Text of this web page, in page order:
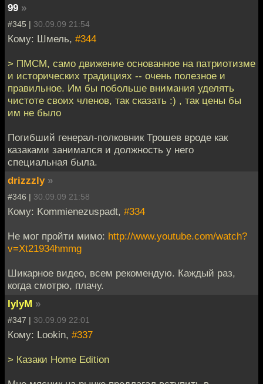
99 »
#345 | 30.09.09 21:54
Кому: Шмель, #344
> ПМСМ, само движение основанное на патриотизме
и исторических традициях -- очень полезное и
правильное. Им бы побольше внимания уделять
чистоте своих членов, так сказать :) , так цены бы
им не было
Погибший генерал-полковник Трошев вроде как
казаками занимался и должность у него
специальная была.
drizzzly »
#346 | 30.09.09 21:58
Кому: Kommienezuspadt, #334
Не мог пройти мимо: http://www.youtube.com/watch?
v=Xt21934hmmg
Шикарное видео, всем рекомендую. Каждый раз,
когда смотрю, плачу.
lylyM »
#347 | 30.09.09 22:01
Кому: Lookin, #337
> Казаки Home Edition